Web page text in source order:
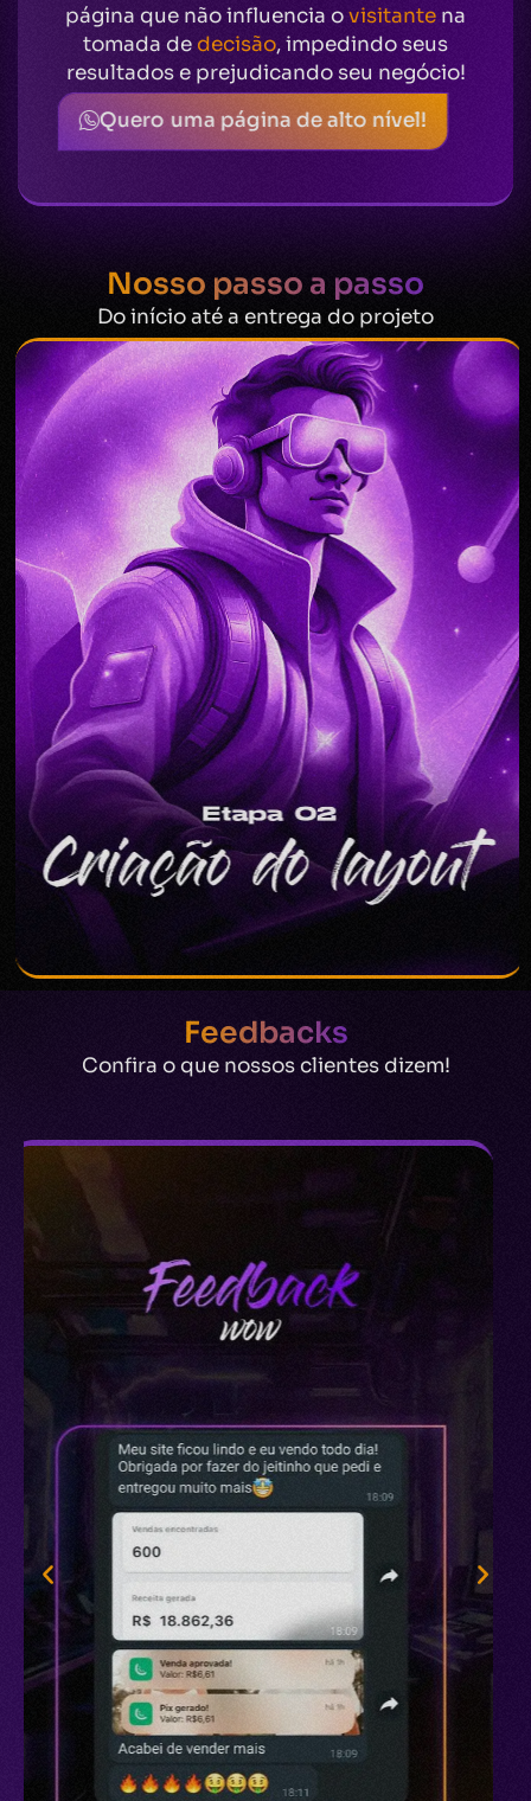
página que não influencia ovisitante na
tomada de decisão, impedindo seus
resultados e prejudicando seu negócio!
Quero uma página de alto nível!
Nosso passo a passo
Do início até a entrega do projeto
Feedbacks
Confira o que nossos clientes dizem!